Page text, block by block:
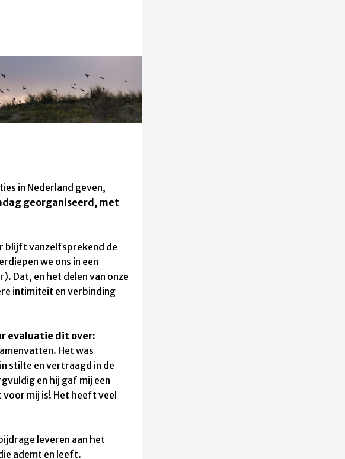
in Nederland geven,
georganiseerd, met
blijft vanzelfsprekend de
we ons in een
Dat, en het delen van onze
intimiteit en verbinding
evaluatie dit over:
Het was
stilte en vertraagd in de
en hij gaf mij een
mij is! Het heeft veel
leveren aan het
ademt en leeft.